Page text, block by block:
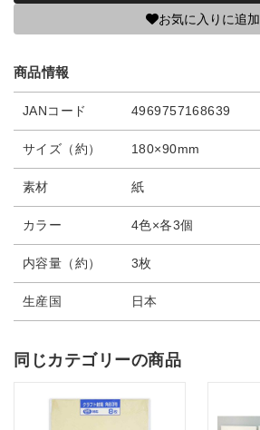
お気に入りに追加
商品情報
JANコード 4969757168639
サイズ（約） 180×90mm
素材 紙
カラー 4色×各3個
内容量（約） 3枚
生産国 日本
同じカテゴリーの商品